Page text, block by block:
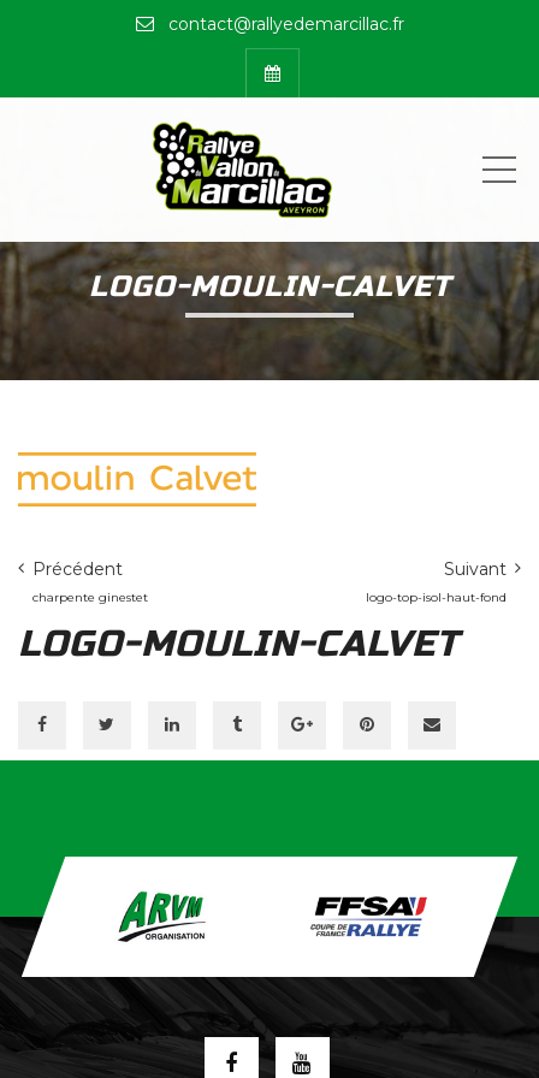
contact@rallyedemarcillac.fr
LOGO-MOULIN-CALVET
Précédent
charpente ginestet
Suivant
logo-top-isol-haut-fond
LOGO-MOULIN-CALVET